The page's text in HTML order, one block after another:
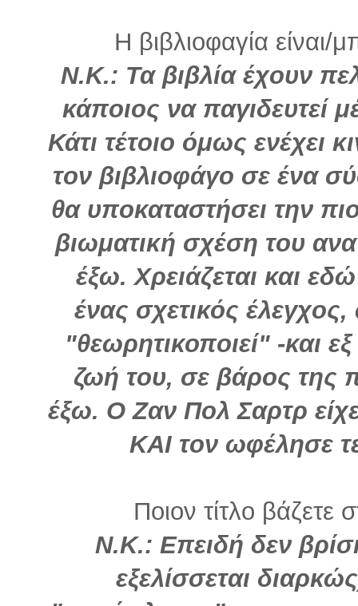
Η βιβλιοφαγία είναι/
Ν.Κ.: Τα βιβλία έχουν
κάποιος να παγιδευτεί
Κάτι τέτοιο όμως ενέχει
τον βιβλιοφάγο σε ένα
θα υποκαταστήσει την
βιωματική σχέση του
έξω. Χρειάζεται και
ένας σχετικός
"θεωρητικοποιεί" -και
ζωή του, σε βάρος της
έξω. Ο Ζαν Πολ Σαρτρ
ΚΑΙ τον ωφέλησε
Ποιον τίτλο βάζετε
Ν.Κ.: Επειδή δεν
εξελίσσεται